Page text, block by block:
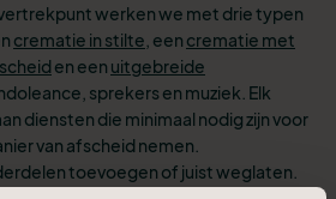
werken we met drie typen
crematie in stilte , een crematie met
en een uitgebreide
sprekers en muziek. Elk
diensten die minimaal nodig zijn voor
van afscheid nemen.
toevoegen of juist weglaten.